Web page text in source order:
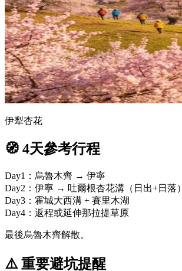
伊犁杏花
🧭 4天參考行程
Day1：烏魯木齊 → 伊寧
Day2：伊寧 → 吐爾根杏花溝（日出+日落）
Day3：霍城大西溝 + 賽里木湖
Day4：返程或延伸那拉提草原
最後烏魯木齊解散。
⚠️ 重要避坑提醒